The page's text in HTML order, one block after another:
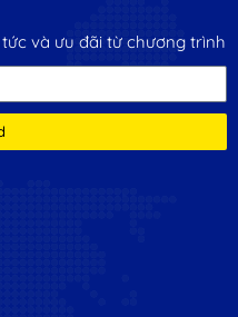
và ưu đãi từ chương trình